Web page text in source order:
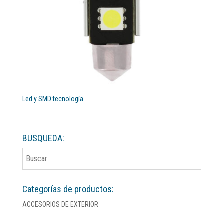
Led y SMD tecnología
BUSQUEDA:
Categorías de productos:
ACCESORIOS DE EXTERIOR